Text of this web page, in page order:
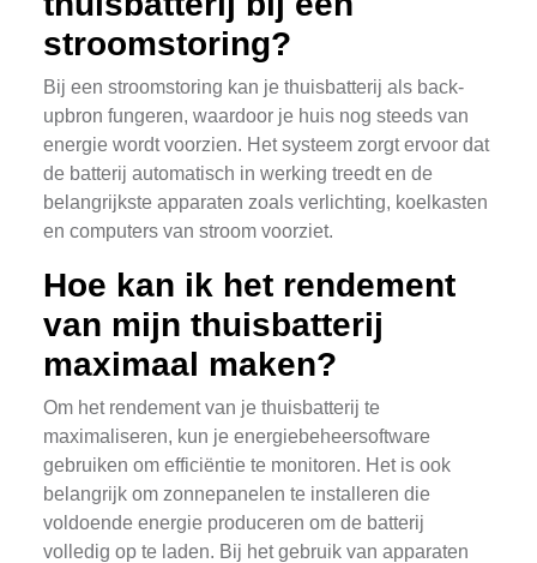
stroomstoring?
Bij een stroomstoring kan je thuisbatterij als back-
upbron fungeren, waardoor je huis nog steeds van
energie wordt voorzien. Het systeem zorgt ervoor dat
de batterij automatisch in werking treedt en de
belangrijkste apparaten zoals verlichting, koelkasten
en computers van stroom voorziet.
Hoe kan ik het rendement
van mijn thuisbatterij
maximaal maken?
Om het rendement van je thuisbatterij te
maximaliseren, kun je energiebeheersoftware
gebruiken om efficiëntie te monitoren. Het is ook
belangrijk om zonnepanelen te installeren die
voldoende energie produceren om de batterij
volledig op te laden. Bij het gebruik van apparaten